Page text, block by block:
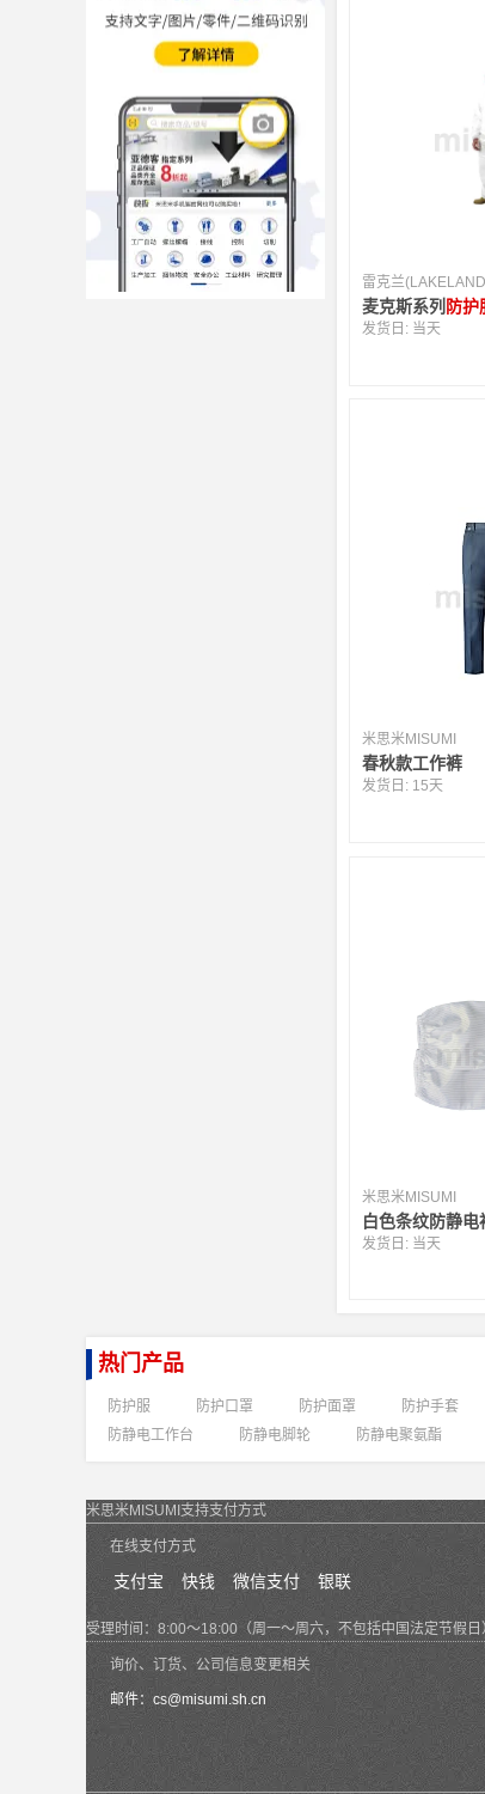
雷克兰
麦克斯系列 防护
发货日: 当天
米思米MISUMI
春秋款工作裤
发货日: 15天
米思米MISUMI
白色条纹防静电
发货日: 当天
热门产品
防护服 防护口罩 防护面罩 防护手套
防静电工作台
防静电脚轮 防静电聚氨酯
米思米MISUMI支持支付方式
在线支付方式
支付宝 快钱 微信支付 银联
受理时间：8:00～18:00（周一～周六，不包括中国法定节假日
询价、订货、公司信息变更相关
邮件： cs@misumi.sh.cn